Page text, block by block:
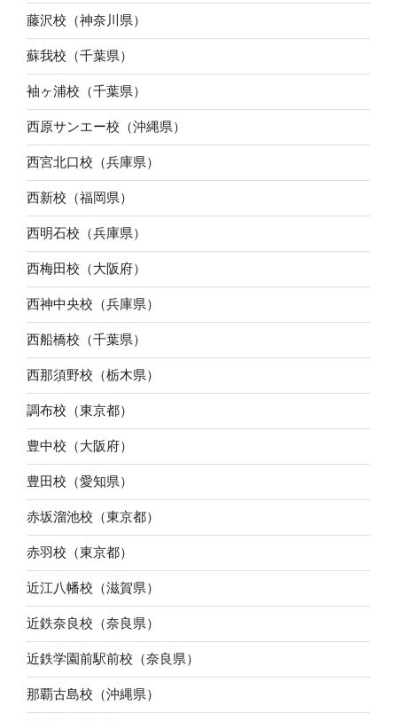
藤沢校（神奈川県）
蘇我校（千葉県）
袖ヶ浦校（千葉県）
西原サンエー校（沖縄県）
西宮北口校（兵庫県）
西新校（福岡県）
西明石校（兵庫県）
西梅田校（大阪府）
西神中央校（兵庫県）
西船橋校（千葉県）
西那須野校（栃木県）
調布校（東京都）
豊中校（大阪府）
豊田校（愛知県）
赤坂溜池校（東京都）
赤羽校（東京都）
近江八幡校（滋賀県）
近鉄奈良校（奈良県）
近鉄学園前駅前校（奈良県）
那覇古島校（沖縄県）